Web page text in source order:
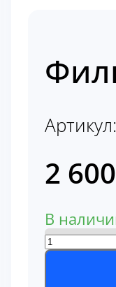
Артикул:
2 600
В
товара